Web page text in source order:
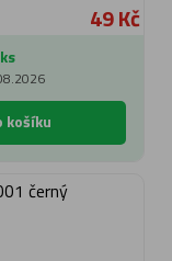
49 Kč
košíku
černý